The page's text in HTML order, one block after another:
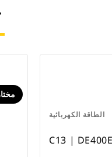
الطاقة الكهربائية
C13 |